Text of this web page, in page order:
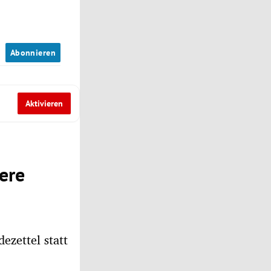
Abonnieren
Aktivieren
statt